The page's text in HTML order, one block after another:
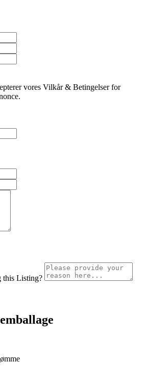
vores Vilkår & Betingelser for
this Listing?